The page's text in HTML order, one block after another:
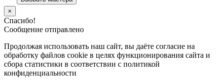
×
Спасибо!
Сообщение отправлено
Продолжая использовать наш сайт, вы даёте согласие на
обработку файлов cookie в целях функционирования сайта и
сбора статистики в соответствии с политикой
конфиденциальности